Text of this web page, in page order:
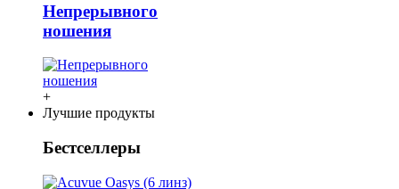
Непрерывного
ношения
+
Лучшие продукты
Бестселлеры